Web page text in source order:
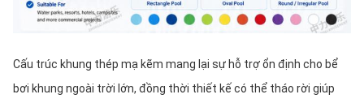
Cấu trúc khung thép mạ kẽm mang lại sự hỗ trợ ổn định cho bể
bơi khung ngoài trời lớn, đồng thời thiết kế có thể tháo rời giúp